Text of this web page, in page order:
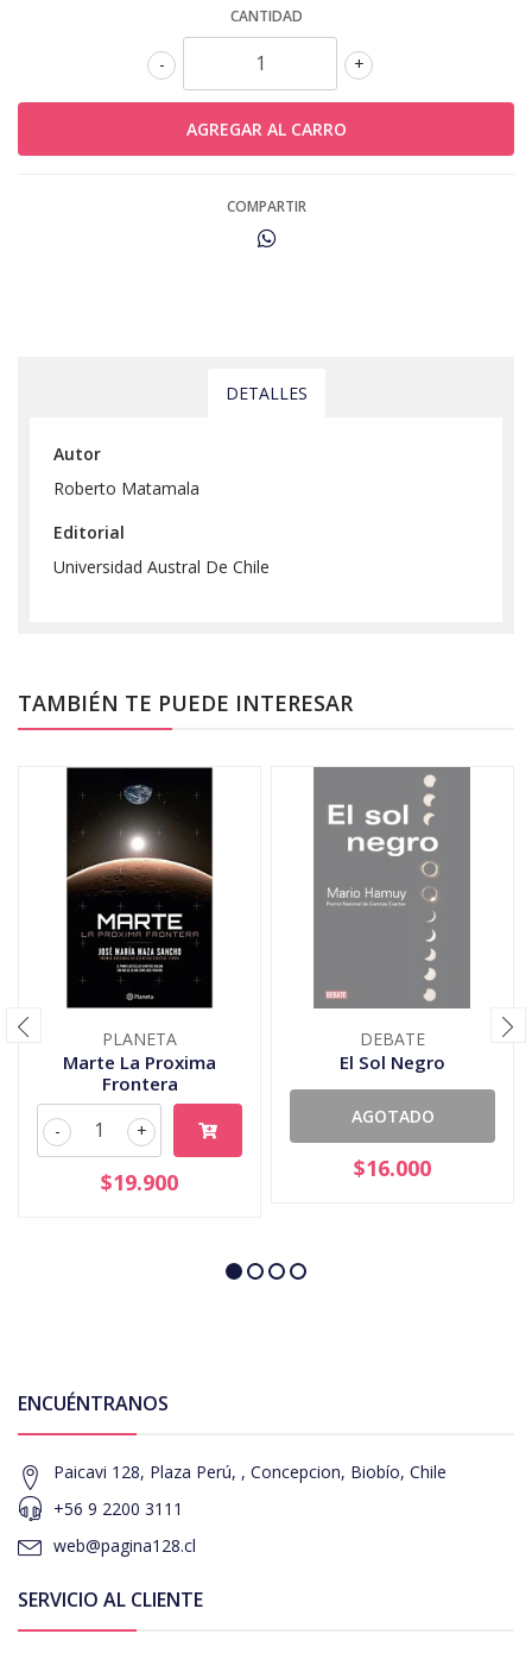
CANTIDAD
+
-
COMPARTIR
DETALLES
Autor
Roberto Matamala
Editorial
Universidad Austral De Chile
TAMBIÉN TE PUEDE INTERESAR
PLANETA
Marte La Proxima
Frontera
+
-
$19.900
DEBATE
El Sol Negro
AGOTADO
$16.000
ENCUÉNTRANOS
Paicavi 128, Plaza Perú, , Concepcion, Biobío, Chile
+56 9 2200 3111
web@pagina128.cl
SERVICIO AL CLIENTE